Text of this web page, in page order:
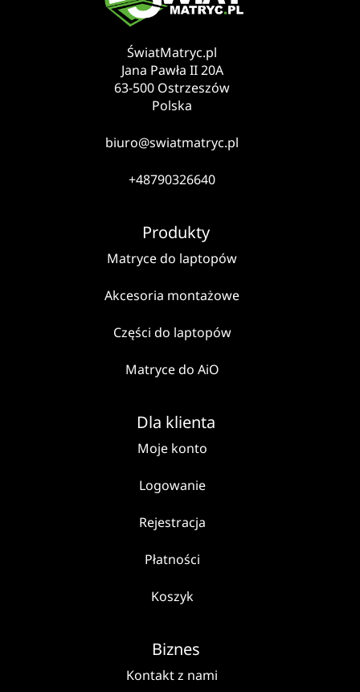
ŚwiatMatryc.pl
Jana Pawła II 20A
63-500 Ostrzeszów
Polska
biuro@swiatmatryc.pl
+48790326640
Produkty
Matryce do laptopów
Akcesoria montażowe
Części do laptopów
Matryce do AiO
Dla klienta
Moje konto
Logowanie
Rejestracja
Płatności
Koszyk
Biznes
Kontakt z nami